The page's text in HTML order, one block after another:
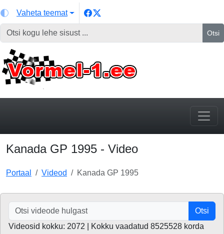
Vaheta teemat
Otsi
Kanada GP 1995 - Video
Portaal Videod Kanada GP 1995
Otsi
Videosid kokku: 2072 | Kokku vaadatud 8525528 korda